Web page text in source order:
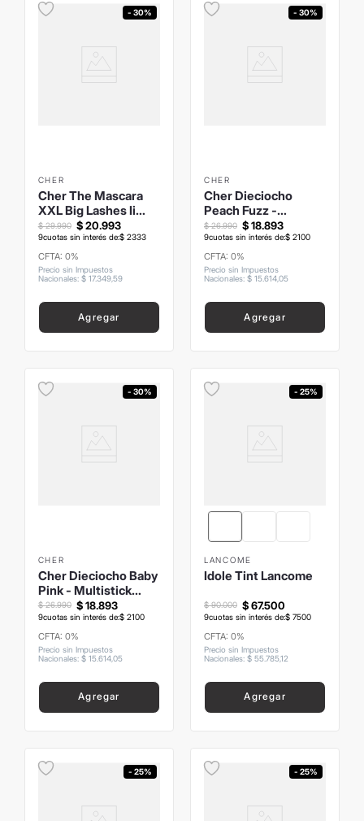
- 30%
CHER
Cher The Mascara
XXL Big Lashes Ii
Extreme Volume
$ 20.993
$ 29.990
9cuotas sin interés de:$ 2333
CFTA: 0%
Precio sin Impuestos
Nacionales: $ 17.349,59
Agregar
- 30%
CHER
Cher Dieciocho
Peach Fuzz -
Multistick Blush
$18.893
$ 26.990
9cuotas sin interés de:$ 2100
CFTA: 0%
Precio sin Impuestos
Nacionales: $ 1561405
Agregar
- 30%
CHER
Cher Dieciocho Baby
Pink - Multistick
Blush $ 18.893
$ 26.990
9cuotas sin interés de:$ 2100
CFTA: 0%
Precio sin Impuestos
Nacionales: $ 15.614,05
Agregar
- 25%
LANCOME
Idole Tint Lancome
$67.500
$ 90.000
9cuotas sin interés de:$ 7500
CFTA: 0%
Precio sin Impuestos
Nacionales: $ 5578512
Agregar
- 25% - 25%